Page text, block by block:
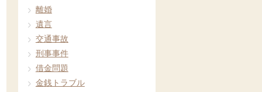
離婚
遺言
交通事故
刑事事件
借金問題
金銭トラブル